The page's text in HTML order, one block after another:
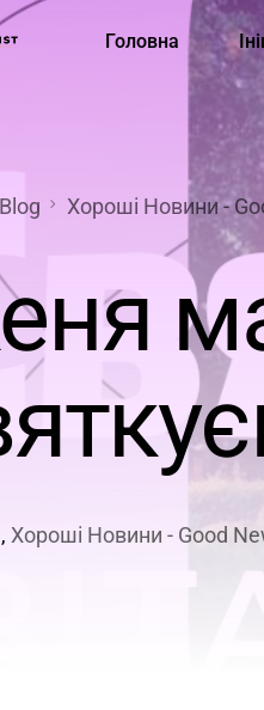
Головна
Менторська
Blog Хороші Новини -
, Хороші Новини - Good